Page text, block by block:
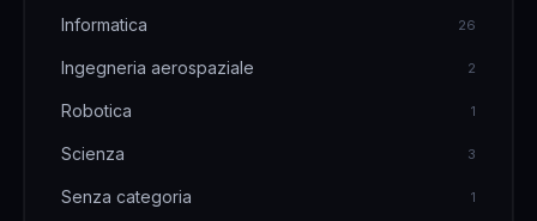
Informatica 26
Ingegneria aerospaziale 2
Robotica 1
Scienza 3
Senza categoria 1